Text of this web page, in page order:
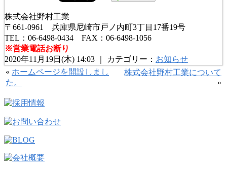
株式会社野村工業
〒661-0961 兵庫県尼崎市戸ノ内町3丁目17番19号
TEL：06-6498-0434 FAX：06-6498-1056
※営業電話お断り
2020年11月19日(木) 14:03 ｜ カテゴリー： お知らせ
« ホームページを開設しまし
た。
株式会社野村工業について
»